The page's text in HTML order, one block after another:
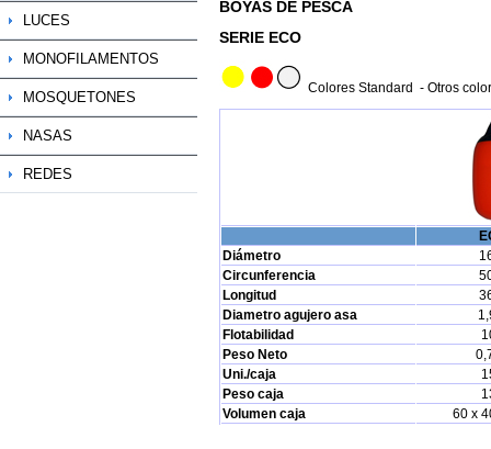
LUCES
MONOFILAMENTOS
MOSQUETONES
NASAS
REDES
BOYAS DE PESCA
SERIE ECO
Colores Standard - Otros
Diámetro
Circunferencia
Longitud
Diametro agujero asa
Flotabilidad
Peso Neto
Uni./caja
Peso caja
Volumen caja
60 x